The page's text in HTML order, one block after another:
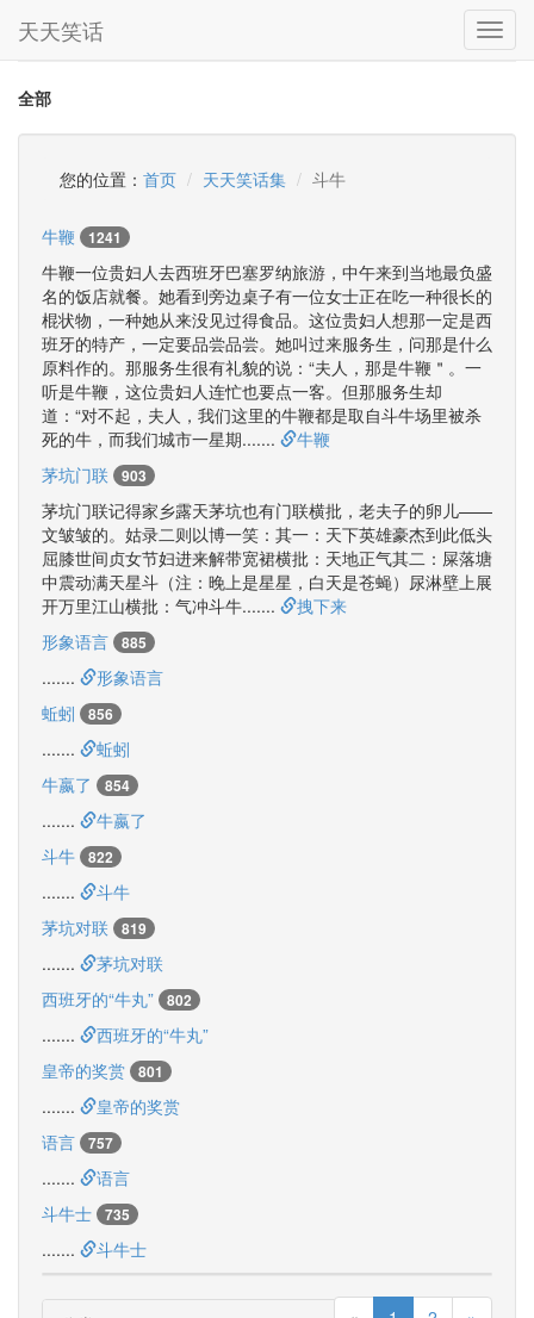
天天笑话
全部
您的位置： 首页 天天笑话集 斗牛
牛鞭 1241
牛鞭一位贵妇人去西班牙巴塞罗纳旅游，中午来到当地最负盛
名的饭店就餐。她看到旁边桌子有一位女士正在吃一种很长的
棍状物，一种她从来没见过得食品。这位贵妇人想那一定是西
班牙的特产，一定要品尝品尝。她叫过来服务生，问那是什么
原料作的。那服务生很有礼貌的说：“夫人，那是牛鞭＂。一
听是牛鞭，这位贵妇人连忙也要点一客。但那服务生却
道：“对不起，夫人，我们这里的牛鞭都是取自斗牛场里被杀
死的牛，而我们城市一星期.......
牛鞭
茅坑门联
903
茅坑门联记得家乡露天茅坑也有门联横批，老夫子的卵儿——
文皱皱的。姑录二则以博一笑：其一：天下英雄豪杰到此低头
屈膝世间贞女节妇进来解带宽裙横批：天地正气其二：屎落塘
中震动满天星斗（注：晚上是星星，白天是苍蝇）尿淋壁上展
开万里江山横批：气冲斗牛.......
拽下来
形象语言
885
.......
形象语言
蚯蚓
856
.......
蚯蚓
牛嬴了
854
.......
牛嬴了
斗牛
822
.......
斗牛
茅坑对联
819
.......
茅坑对联
西班牙的“牛丸”
802
.......
西班牙的“牛丸”
皇帝的奖赏
801
.......
皇帝的奖赏
语言
757
.......
语言
斗牛士
735
....... 斗牛士